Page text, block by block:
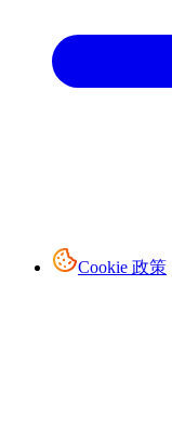
Cookie 政策